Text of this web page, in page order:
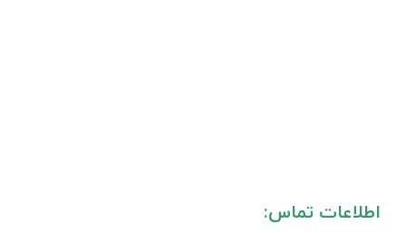
اطلاعات تماس: